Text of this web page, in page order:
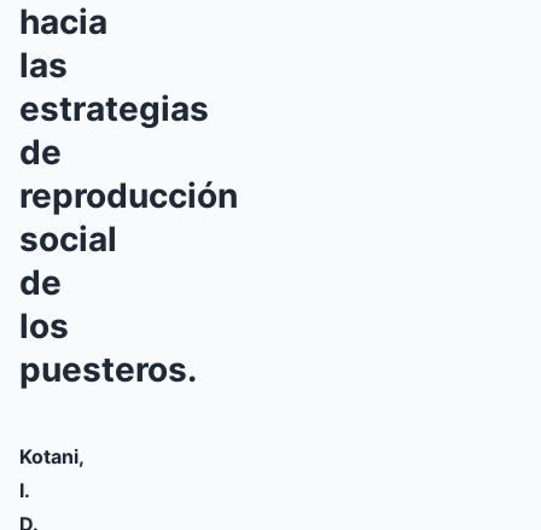
hacia
las
estrategias
de
reproducción
social
de
los
puesteros.
Kotani,
I.
D.